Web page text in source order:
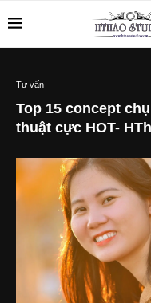
Tư vấn
Top 15 concept
thuật cực HOT-